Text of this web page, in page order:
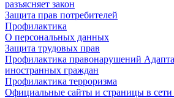
разъясняет закон
Защита прав потребителей
Профилактика
О персональных данных
Защита трудовых прав
Профилактика правонарушений
иностранных граждан
Профилактика терроризма
Официальные сайты и страницы в